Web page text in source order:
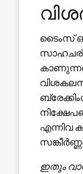
ടൈംസ്
എന്നിവ
ഇതും